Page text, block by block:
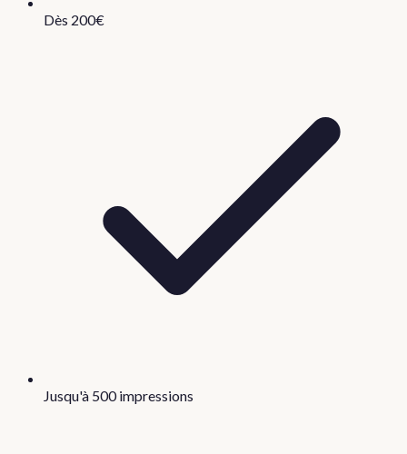
Dès 200€
Jusqu'à 500 impressions